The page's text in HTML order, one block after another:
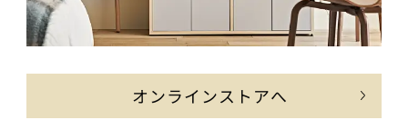
オンラインストアへ